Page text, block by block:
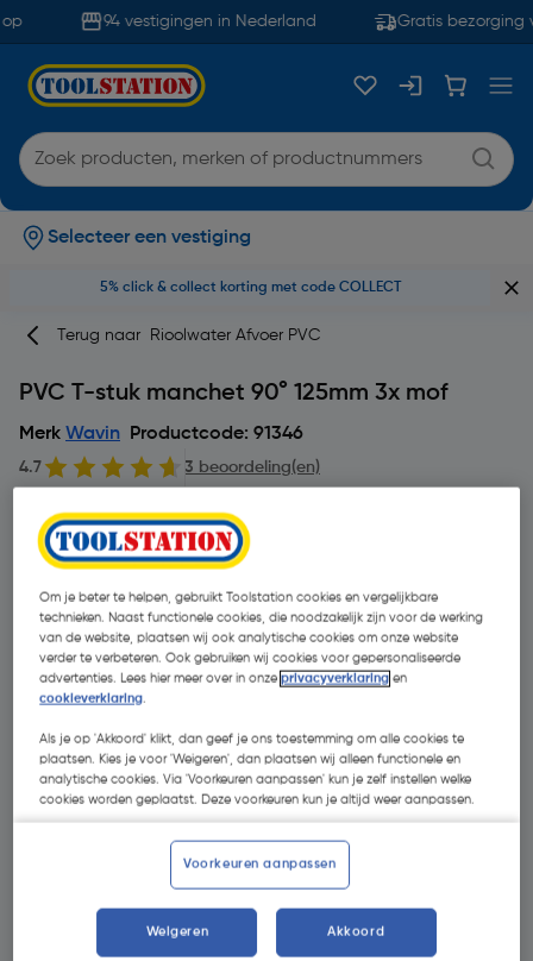
94 vestigingen in Nederland Gratis bezorging
Selecteer een vestiging
5% click & collect korting met code COLLECT
Terug naar Rioolwater Afvoer PVC
PVC T-stuk manchet 90° 125mm 3x mof
Merk Wavin Productcode: 91346
4.7 3 beoordeling(en)
€ 13,33 | Excl. btw € 11,02
Om je beter te helpen, gebruikt Toolstation cookies en vergelijkbare
technieken. Naast functionele cookies, die noodzakelijk zijn voor de werking
van de website, plaatsen wij ook analytische cookies om onze website
verder te verbeteren. Ook gebruiken wij cookies voor gepersonaliseerde
advertenties. Lees hier meer over in onzeprivacyverklaring en
cookieverklaring.
Als je op 'Akkoord' klikt, dan geef je ons toestemming om alle cookies te
plaatsen. Kies je voor 'Weigeren', dan plaatsen wij alleen functionele en
analytische cookies. Via 'Voorkeuren aanpassen' kun je zelf instellen welke
cookies worden geplaatst. Deze voorkeuren kun je altijd weer aanpassen.
Voorkeuren aanpassen
Weigeren Akkoord